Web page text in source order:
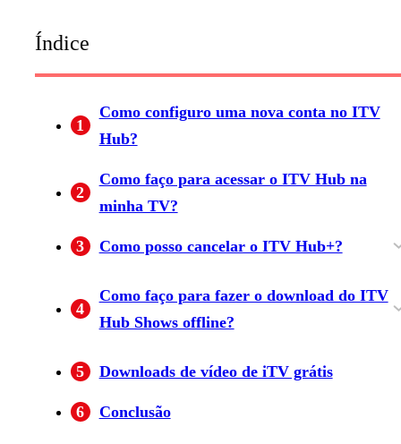
Índice
1
Como configuro uma nova conta no ITV
Hub?
2
Como faço para acessar o ITV Hub na
minha TV?
3 Como posso cancelar o ITV Hub+?
4
Como faço para fazer o download do ITV
Hub Shows offline?
5 Downloads de vídeo de iTV grátis
6 Conclusão